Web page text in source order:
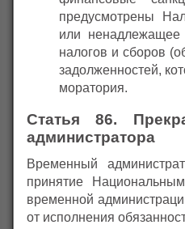
предусмотрены
или ненадлежащее
налогов и сборов
задолженностей,
моратория.
Статья 86.
администратора
Временный
принятие
временной
от исполнения